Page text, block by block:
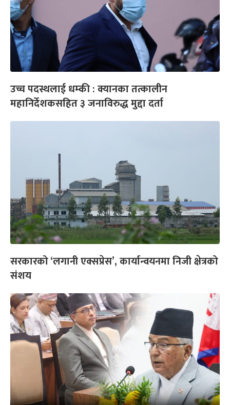
उच्च पदस्थलाई धम्की : क्यानका तत्कालीन
महानिर्देशकसहित ३ जनाविरुद्ध मुद्दा दर्ता
सरकारको ‘लगानी एक्सप्रेस’, कार्यान्वयनमा निजी क्षेत्रको
संशय